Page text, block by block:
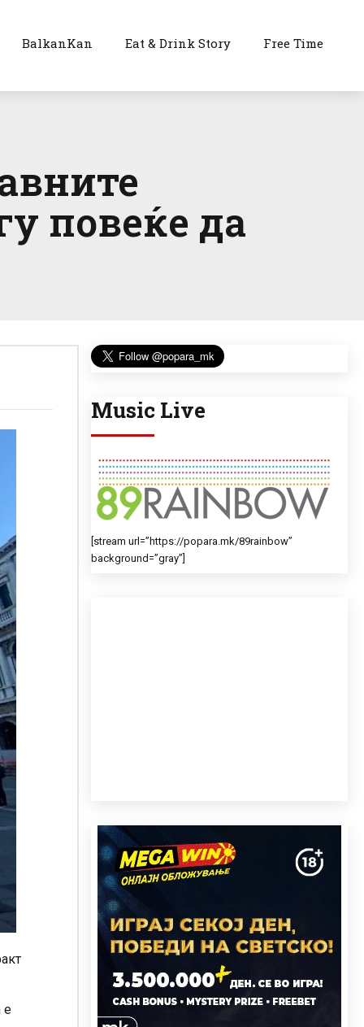
BalkanKan Eat & Drink Story Free Time
повеќе да
е
Music Live
[stream url=”https://popara.mk/89rainbow”
background=”gray”]